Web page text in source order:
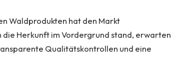
Waldprodukten hat den Markt
Herkunft im Vordergrund stand, erwarten
Qualitätskontrollen und eine